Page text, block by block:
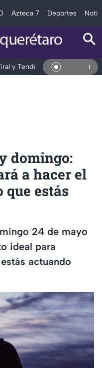
Azteca 7 Deportes
y Tendencia Clima En Vivo
domingo:
a hacer el
estás
24 de mayo
ideal para
actuando